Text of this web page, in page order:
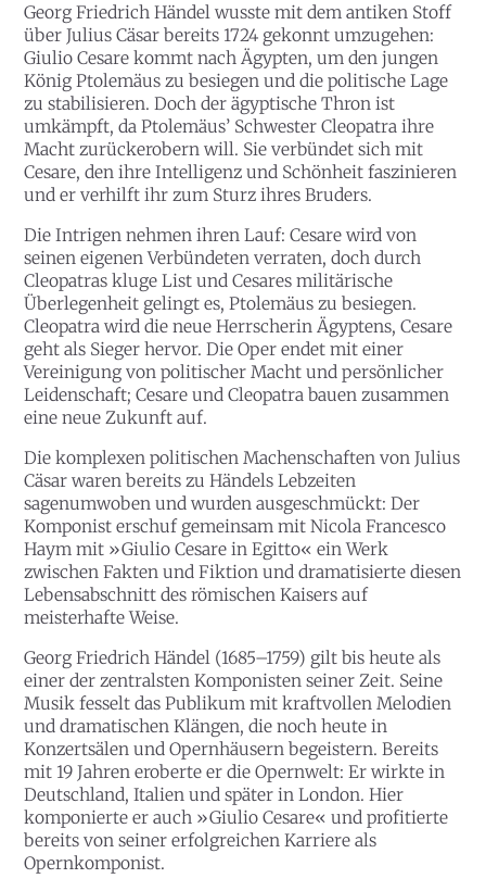
Georg Friedrich Händel wusste mit dem antiken Stoff
über Julius Cäsar bereits 1724 gekonnt umzugehen:
Giulio Cesare kommt nach Ägypten, um den jungen
König Ptolemäus zu besiegen und die politische Lage
zu stabilisieren. Doch der ägyptische Thron ist
umkämpft, da Ptolemäus’ Schwester Cleopatra ihre
Macht zurückerobern will. Sie verbündet sich mit
Cesare, den ihre Intelligenz und Schönheit faszinieren
und er verhilft ihr zum Sturz ihres Bruders.
Die Intrigen nehmen ihren Lauf: Cesare wird von
seinen eigenen Verbündeten verraten, doch durch
Cleopatras kluge List und Cesares militärische
Überlegenheit gelingt es, Ptolemäus zu besiegen.
Cleopatra wird die neue Herrscherin Ägyptens, Cesare
geht als Sieger hervor. Die Oper endet mit einer
Vereinigung von politischer Macht und persönlicher
Leidenschaft; Cesare und Cleopatra bauen zusammen
eine neue Zukunft auf.
Die komplexen politischen Machenschaften von Julius
Cäsar waren bereits zu Händels Lebzeiten
sagenumwoben und wurden ausgeschmückt: Der
Komponist erschuf gemeinsam mit Nicola Francesco
Haym mit »Giulio Cesare in Egitto« ein Werk
zwischen Fakten und Fiktion und dramatisierte diesen
Lebensabschnitt des römischen Kaisers auf
meisterhafte Weise.
Georg Friedrich Händel (1685–1759) gilt bis heute als
einer der zentralsten Komponisten seiner Zeit. Seine
Musik fesselt das Publikum mit kraftvollen Melodien
und dramatischen Klängen, die noch heute in
Konzertsälen und Opernhäusern begeistern. Bereits
mit 19 Jahren eroberte er die Opernwelt: Er wirkte in
Deutschland, Italien und später in London. Hier
komponierte er auch »Giulio Cesare« und profitierte
bereits von seiner erfolgreichen Karriere als
Opernkomponist.